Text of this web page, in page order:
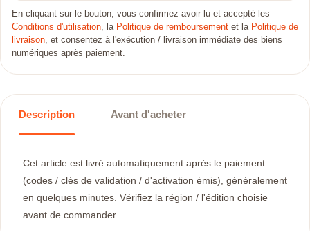
En cliquant sur le bouton, vous confirmez avoir lu et accepté les
Conditions d'utilisation, la Politique de remboursement et la Politique de
livraison, et consentez à l'exécution / livraison immédiate des biens
numériques après paiement.
Description Avant d'acheter
Cet article est livré automatiquement après le paiement
(codes / clés de validation / d'activation émis), généralement
en quelques minutes. Vérifiez la région / l'édition choisie
avant de commander.